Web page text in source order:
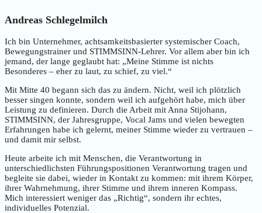
Andreas Schlegelmilch
Ich bin Unternehmer, achtsamkeitsbasierter systemischer Coach,
Bewegungstrainer und STIMMSINN-Lehrer. Vor allem aber bin ich
jemand, der lange geglaubt hat: „Meine Stimme ist nichts
Besonderes – eher zu laut, zu schief, zu viel.“
Mit Mitte 40 begann sich das zu ändern. Nicht, weil ich plötzlich
besser singen konnte, sondern weil ich aufgehört habe, mich über
Leistung zu definieren. Durch die Arbeit mit Anna Stijohann,
STIMMSINN, der Jahresgruppe, Vocal Jams und vielen bewegten
Erfahrungen habe ich gelernt, meiner Stimme wieder zu vertrauen –
und damit mir selbst.
Heute arbeite ich mit Menschen, die Verantwortung in
unterschiedlichsten Führungspositionen Verantwortung tragen und
begleite sie dabei, wieder in Kontakt zu kommen: mit ihrem Körper,
ihrer Wahrnehmung, ihrer Stimme und ihrem inneren Kompass.
Mich interessiert weniger das „Richtig“, sondern ihr echtes,
individuelles Potenzial.